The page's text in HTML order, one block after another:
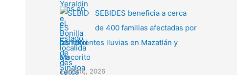
SEBIDES beneficia a cerca
de 400 familias afectadas por
las recientes lluvias en Mazatlán y
Mocorito
1 agosto, 2026